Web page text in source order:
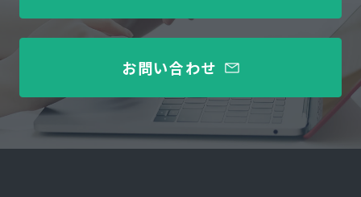
お問い合わせ